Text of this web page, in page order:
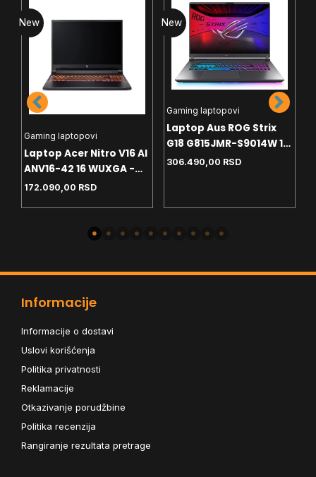
New
Gaming laptopovi
Laptop Acer Nitro V16 AI
ANV16-42 16 WUXGA -
R5-240 - 16GB - NVMe
172.090,00 RSD
New
Gaming laptopovi
Laptop Aus ROG Strix
G18 G815JMR-S9014W 18
2.5K - i7-14650HX -
306.490,00 RSD
Informacije
Informacije o dostavi
Uslovi korišćenja
Politika privatnosti
Reklamacije
Otkazivanje porudžbine
Politika recenzija
Rangiranje rezultata pretrage